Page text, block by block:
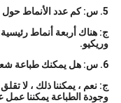
5. س: كم عدد الأنماط حول عيدان تناول الطعام المتاح؟
ج: هناك أربعة أنماط رئيسية:
وريكيو.
6. س: هل يمكنك طباعة شعار العملاء على العبوة؟ ماذا عن جودة الطباعة؟
ج: نعم ، يمكننا ذلك ، لا
وجودة الطباعة يمكننا عمل